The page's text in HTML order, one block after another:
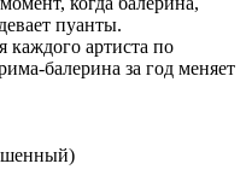
пуанты.
каждого артиста по
балерина за год меняет